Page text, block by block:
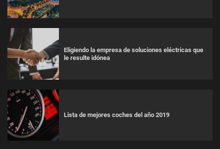
Eligiendo la empresa de soluciones eléctricas que
le resulte idónea
Lista de mejores coches del año 2019